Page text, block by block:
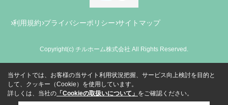
利用規約 プライバシーポリシー サイトマップ
Copyright(c) チルホーム株式会社 All Rights Reserved.
当サイトでは、お客様の当サイト利用状況把握、サービス向上検討を目的と
して、クッキー（Cookie）を使用しています。
詳しくは、当社の 「Cookieの取扱いについて」 をご確認ください。